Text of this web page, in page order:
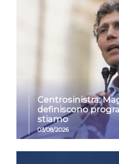
Centrosinistra:
definiscono
stiamo
03/08/2026